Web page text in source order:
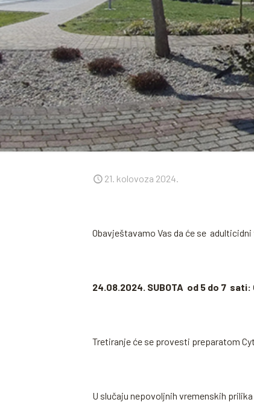
21. kolovoza 2024.
Obavještavamo Vas da će se
24.08.2024. SUBOTA od 5 do 7
Tretiranje će se provesti preparatom
U slučaju nepovoljnih vremenskih